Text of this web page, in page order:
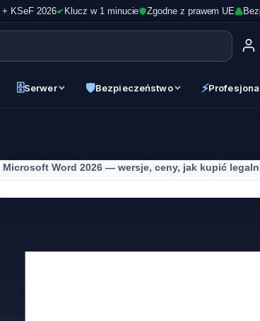
+ KSeF 2026 Klucz w 1 minucie Zgodne z prawem UE
🗄Serwer 🛡Bezpieczeństwo ⚡
Microsoft Word 2026 — wersje, ceny, jak kupić